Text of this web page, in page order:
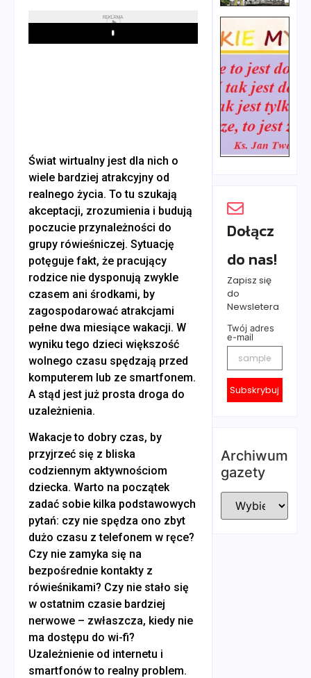
REKLAMA
Play
Świat wirtualny jest dla nich o
wiele bardziej atrakcyjny od
realnego życia. To tu szukają
akceptacji, zrozumienia i budują
poczucie przynależności do
grupy rówieśniczej. Sytuację
potęguje fakt, że pracujący
rodzice nie dysponują zwykle
czasem ani środkami, by
zagospodarować atrakcjami
pełne dwa miesiące wakacji. W
wyniku tego dzieci większość
wolnego czasu spędzają przed
komputerem lub ze smartfonem.
A stąd jest już prosta droga do
uzależnienia.
Wakacje to dobry czas, by
przyjrzeć się z bliska
codziennym aktywnościom
dziecka. Warto na początek
zadać sobie kilka podstawowych
pytań: czy nie spędza ono zbyt
dużo czasu z telefonem w ręce?
Czy nie zamyka się na
bezpośrednie kontakty z
rówieśnikami? Czy nie stało się
w ostatnim czasie bardziej
nerwowe – zwłaszcza, kiedy nie
ma dostępu do wi-fi?
Uzależnienie od internetu i
smartfonów to realny problem.
Dołącz
do nas!
Zapisz się
do
Newsletera
Twój adres
e-mail
Subskrybuj
Archiwum
gazety